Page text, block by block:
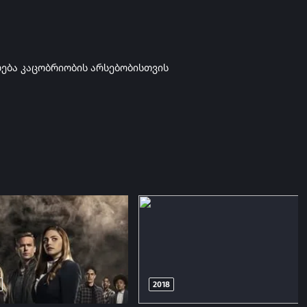
კაცობრიობის არსებობისთვის
2018